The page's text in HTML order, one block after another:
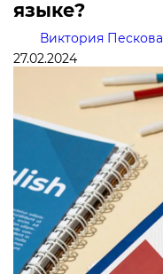
языке?
Виктория Пескова
27.02.2024